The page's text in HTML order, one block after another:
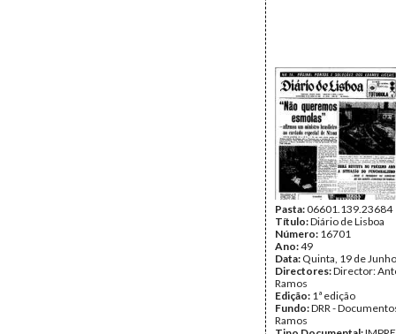
Pasta:06601.139.23684
Título:Diário de Lisboa
Número: 16701
Ano:49
Data: Quinta, 19 de
Directores:Director:
Ramos
Edição: 1ª edição
Fundo:DRR -
Ramos